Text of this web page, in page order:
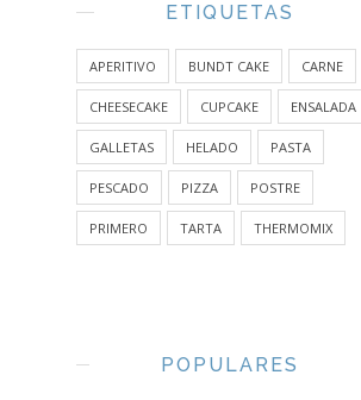
ETIQUETAS
APERITIVO BUNDT CAKE CARNE
CHEESECAKE CUPCAKE ENSALADA
GALLETAS HELADO PASTA
PESCADO PIZZA POSTRE
PRIMERO TARTA THERMOMIX
POPULARES